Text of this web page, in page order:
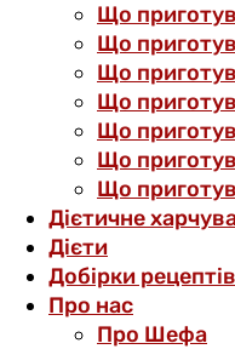
Що
Що
Що
Що
Що
Що
Що
Дієтичне
Дієти
Добірки рецептів
Про нас
Про Шефа